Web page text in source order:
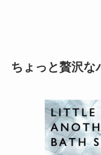
ちょっと贅沢な